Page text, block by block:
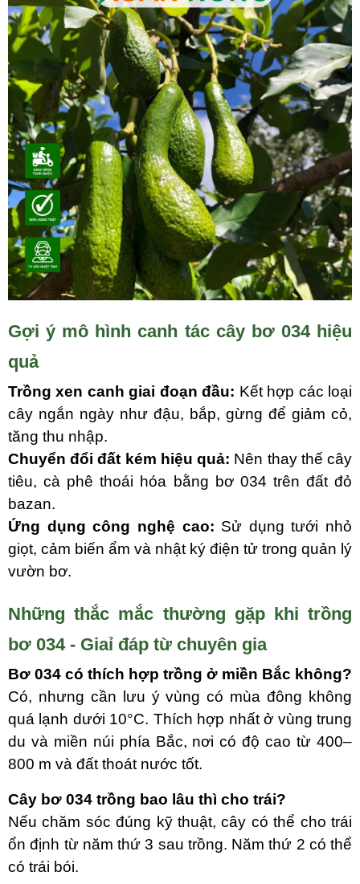
Gợi ý mô hình canh tác cây bơ 034 hiệu
quả
Trồng xen canh giai đoạn đầu: Kết hợp các loại
cây ngắn ngày như đậu, bắp, gừng để giảm cỏ,
tăng thu nhập.
Chuyển đổi đất kém hiệu quả: Nên thay thế cây
tiêu, cà phê thoái hóa bằng bơ 034 trên đất đỏ
bazan.
Ứng dụng công nghệ cao: Sử dụng tưới nhỏ
giọt, cảm biến ẩm và nhật ký điện tử trong quản lý
vườn bơ.
Những thắc mắc thường gặp khi trồng
bơ 034 - Giaỉ đáp từ chuyên gia
Bơ 034 có thích hợp trồng ở miền Bắc không?
Có, nhưng cần lưu ý vùng có mùa đông không
quá lạnh dưới 10°C. Thích hợp nhất ở vùng trung
du và miền núi phía Bắc, nơi có độ cao từ 400–
800 m và đất thoát nước tốt.
Cây bơ 034 trồng bao lâu thì cho trái?
Nếu chăm sóc đúng kỹ thuật, cây có thể cho trái
ổn định từ năm thứ 3 sau trồng. Năm thứ 2 có thể
có trái bói.